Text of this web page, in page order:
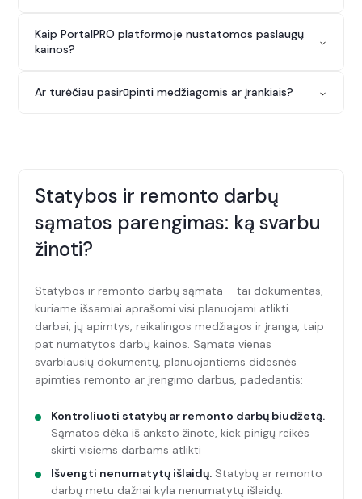
nuotraukomis – PortalPRO AI asistentas padės lengvai
suformuoti užsakymą ir remiantis pateikta informacija
preliminarų rinkos kainos pasiūlymą, beliks tik
suteiktos paslaugos kokybę – jūsų nuomonė padeda
mums tobulėti.
Kaip PortalPRO platformoje nustatomos paslaugų
kainos?
atsižvelgdami į rinkos kainas.
Ar turėčiau pasirūpinti medžiagomis ar įrankiais?
arba medžiagomis galite pasirūpinti patys. Visada
rekomenduojame konsultuotis su paslaugą teikiančiu,
patyrusiu PortalPRO specialistu, kuris padės priimti
geriausią sprendimą.
Statybos ir remonto darbų
sąmatos parengimas: ką svarbu
žinoti?
Statybos ir remonto darbų sąmata – tai dokumentas,
kuriame išsamiai aprašomi visi planuojami atlikti
darbai, jų apimtys, reikalingos medžiagos ir įranga, taip
pat numatytos darbų kainos. Sąmata vienas
svarbiausių dokumentų, planuojantiems didesnės
apimties remonto ar įrengimo darbus, padedantis:
Kontroliuoti statybų ar remonto darbų biudžetą.
Sąmatos dėka iš anksto žinote, kiek pinigų reikės
skirti visiems darbams atlikti
Išvengti nenumatytų išlaidų. Statybų ar remonto
darbų metu dažnai kyla nenumatytų išlaidų.